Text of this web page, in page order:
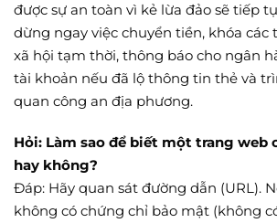
được sự an toàn vì kẻ lừa đảo sẽ tiếp
dừng ngay việc chuyển tiền, khóa các
xã hội tạm thời, thông báo cho ngân
tài khoản nếu đã lộ thông tin thẻ và
quan công an địa phương.
Hỏi: Làm sao để biết một trang web
hay không?
Đáp: Hãy quan sát đường dẫn (URL).
không có chứng chỉ bảo mật (không